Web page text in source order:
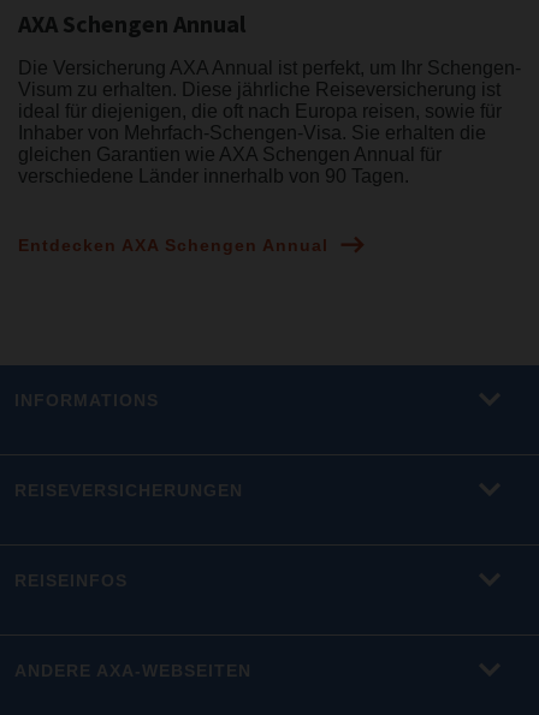
AXA Schengen Annual
Die Versicherung AXA Annual ist perfekt, um Ihr Schengen-
Visum zu erhalten. Diese jährliche Reiseversicherung ist
ideal für diejenigen, die oft nach Europa reisen, sowie für
Inhaber von Mehrfach-Schengen-Visa. Sie erhalten die
gleichen Garantien wie AXA Schengen Annual für
verschiedene Länder innerhalb von 90 Tagen.
Entdecken AXA Schengen Annual
INFORMATIONS
REISEVERSICHERUNGEN
REISEINFOS
ANDERE AXA-WEBSEITEN